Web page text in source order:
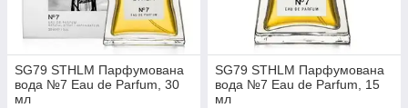
SG79 STHLM Парфумована
вода №7 Eau de Parfum, 30
мл
SG79 STHLM Парфумована
вода №7 Eau de Parfum, 15
мл